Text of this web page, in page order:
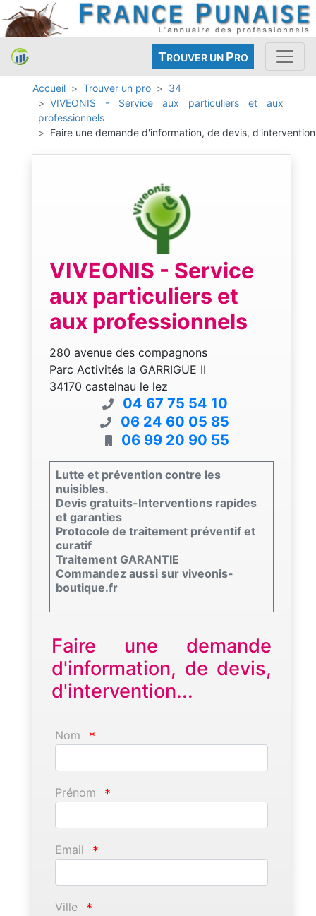
TROUVER UN PRO
Accueil Trouver un pro
34
VIVEONIS - Service aux particuliers et aux
professionnels
Faire une demande d'information, de devis, d'intervention
VIVEONIS - Service
aux particuliers et
aux professionnels
280 avenue des compagnons
Parc Activités la GARRIGUE II
34170 castelnau le lez
04 67 75 54 10
06 24 60 05 85
06 99 20 90 55
Lutte et prévention contre les
nuisibles.
Devis gratuits-Interventions rapides
et garanties
Protocole de traitement préventif et
curatif
Traitement GARANTIE
Commandez aussi sur viveonis-
boutique.fr
Faire une demande
d'information, de devis,
d'intervention...
Nom *
Prénom *
Email *
Ville *